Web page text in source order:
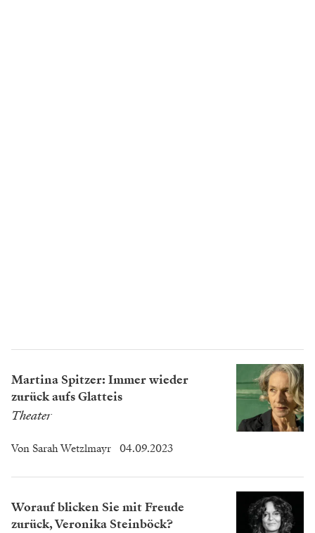
Martina Spitzer: Immer wieder
zurück aufs Glatteis
Theater
Von Sarah Wetzlmayr 04.09.2023
Worauf blicken Sie mit Freude
zurück, Veronika Steinböck?